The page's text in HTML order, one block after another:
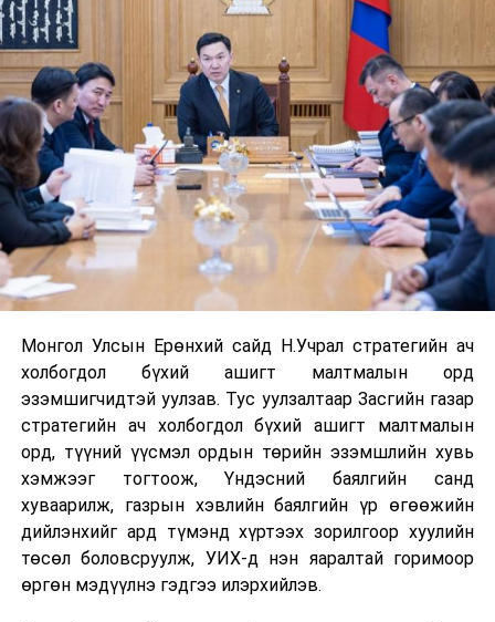
Монгол Улсын Ерөнхий сайд Н.Учрал стратегийн ач
холбогдол бүхий ашигт малтмалын орд
эзэмшигчидтэй уулзав. Тус уулзалтаар Засгийн газар
стратегийн ач холбогдол бүхий ашигт малтмалын
орд, түүний үүсмэл ордын төрийн эзэмшлийн хувь
хэмжээг тогтоож, Үндэсний баялгийн санд
хуваарилж, газрын хэвлийн баялгийн үр өгөөжийн
дийлэнхийг ард түмэнд хүртээх зорилгоор хуулийн
төсөл боловсруулж, УИХ-д нэн яаралтай горимоор
өргөн мэдүүлнэ гэдгээ илэрхийлэв.